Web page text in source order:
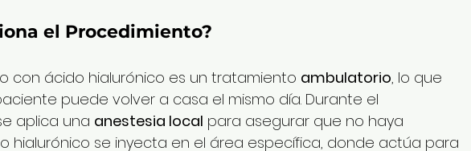
el Procedimiento?
con ácido hialurónico es un tratamiento ambulatorio, lo que
puede volver a casa el mismo día. Durante el
aplica una anestesia local para asegurar que no haya
hialurónico se inyecta en el área específica, donde actúa para